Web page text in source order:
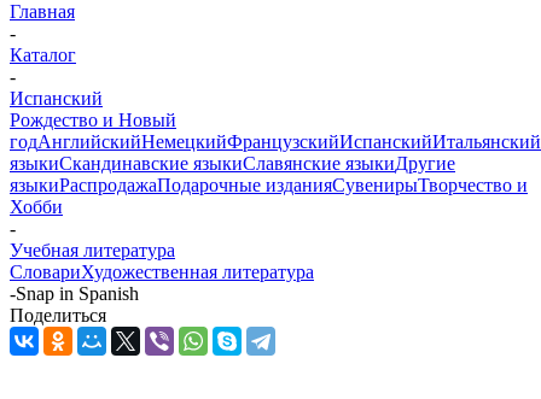
Главная
-
Каталог
-
Испанский
Рождество и Новый
годАнглийскийНемецкийФранцузскийИспанскийИтальянский
языкиСкандинавские языкиСлавянские языкиДругие
языкиРаспродажаПодарочные изданияСувенирыТворчество и
Хобби
-
Учебная литература
СловариХудожественная литература
-Snap in Spanish
Поделиться